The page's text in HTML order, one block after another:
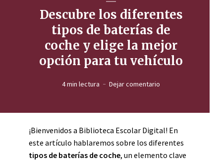
Descubre los diferentes
tipos de baterías de
coche y elige la mejor
opción para tu vehículo
4 min lectura Dejar comentario
¡Bienvenidos a Biblioteca Escolar Digital! En
este artículo hablaremos sobre los diferentes
tipos de baterías de coche, un elemento clave